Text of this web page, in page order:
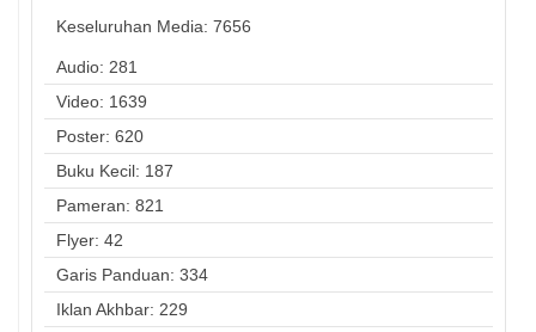
Keseluruhan Media: 7656
Audio: 281
Video: 1639
Poster: 620
Buku Kecil: 187
Pameran: 821
Flyer: 42
Garis Panduan: 334
Iklan Akhbar: 229